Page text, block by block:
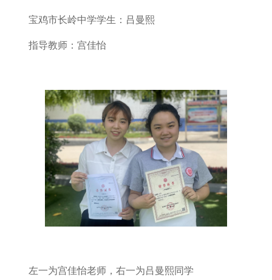
宝鸡市长岭中学学生：吕曼熙
指导教师：宫佳怡
左一为宫佳怡老师，右一为吕曼熙同学